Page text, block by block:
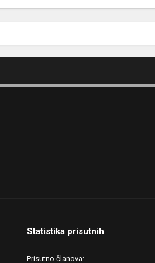
Statistika prisutnih
Prisutno članova